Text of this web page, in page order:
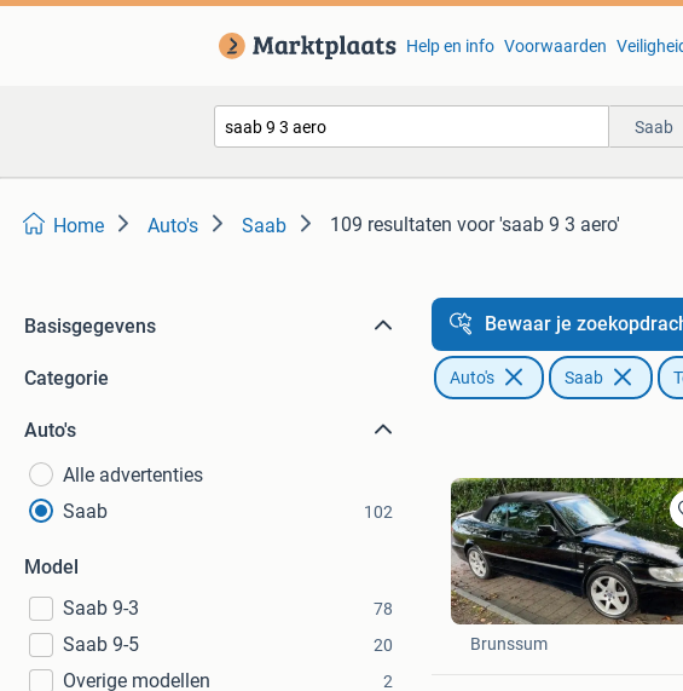
Help en info Voorwaarden
Saab
Home Auto's Saab 109 resultaten voor 'saab 9 3 aero'
Basisgegevens
Categorie
Auto's
Alle advertenties
Saab
102
Model
Saab 9-3
78
Saab 9-5 20
Overige modellen 2
Bewaar je
Auto's Saab
in
rob
Brunssum